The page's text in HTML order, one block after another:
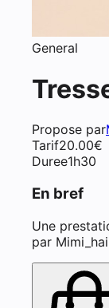
General
Propose par
Tarif20.00€
Duree1h30
En bref
Une
par